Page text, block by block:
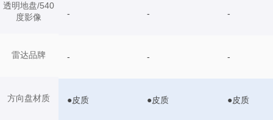
透明地盘/540
度影像
雷达品牌
方向盘材质
- - -
- - -
●皮质 ●皮质 ●皮质